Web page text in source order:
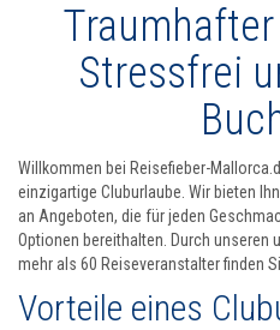
Stressfrei
Willkommen bei Reisefieber-
einzigartige Cluburlaube. Wir bieten
an Angeboten, die für jeden
Optionen bereithalten. Durch unseren
mehr als 60 Reiseveranstalter finden
Vorteile eines